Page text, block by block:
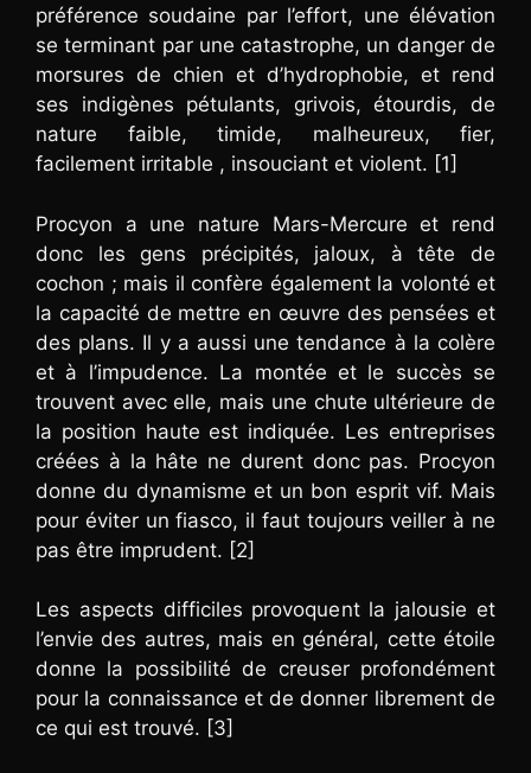
préférence soudaine par l’effort, une élévation
se terminant par une catastrophe, un danger de
morsures de chien et d’hydrophobie, et rend
ses indigènes pétulants, grivois, étourdis, de
nature faible, timide, malheureux, fier,
facilement irritable , insouciant et violent. [1]
Procyon a une nature Mars-Mercure et rend
donc les gens précipités, jaloux, à tête de
cochon ; mais il confère également la volonté et
la capacité de mettre en œuvre des pensées et
des plans. Il y a aussi une tendance à la colère
et à l’impudence. La montée et le succès se
trouvent avec elle, mais une chute ultérieure de
la position haute est indiquée. Les entreprises
créées à la hâte ne durent donc pas. Procyon
donne du dynamisme et un bon esprit vif. Mais
pour éviter un fiasco, il faut toujours veiller à ne
pas être imprudent. [2]
Les aspects difficiles provoquent la jalousie et
l’envie des autres, mais en général, cette étoile
donne la possibilité de creuser profondément
pour la connaissance et de donner librement de
ce qui est trouvé. [3]